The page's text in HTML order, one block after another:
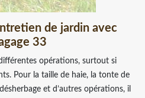
de jardin avec
33
opérations, surtout si
Pour la taille de haie, la tonte de
et d’autres opérations, il